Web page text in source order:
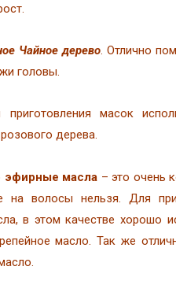
Чайное дерево. Отлично
головы.
масок
дерева.
эфирные масла – это очень
на волосы нельзя. Для
в этом качестве хорошо
масло. Так же